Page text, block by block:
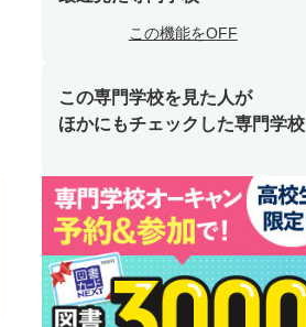
この機能をOFF
この専門学校を見た人が
ほかにもチェックした専門学校